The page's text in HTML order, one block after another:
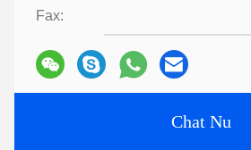
Fax:
Chat Nu